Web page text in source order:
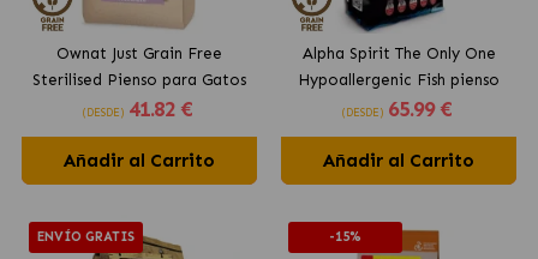
Ownat Just Grain Free
Sterilised Pienso para Gatos
Esterilizados
(DESDE) 41.82 €
Añadir al Carrito
Alpha Spirit The Only One
Hypoallergenic Fish pienso
para perros
(DESDE) 65.99 €
Añadir al Carrito
ENVÍO GRATIS -15%